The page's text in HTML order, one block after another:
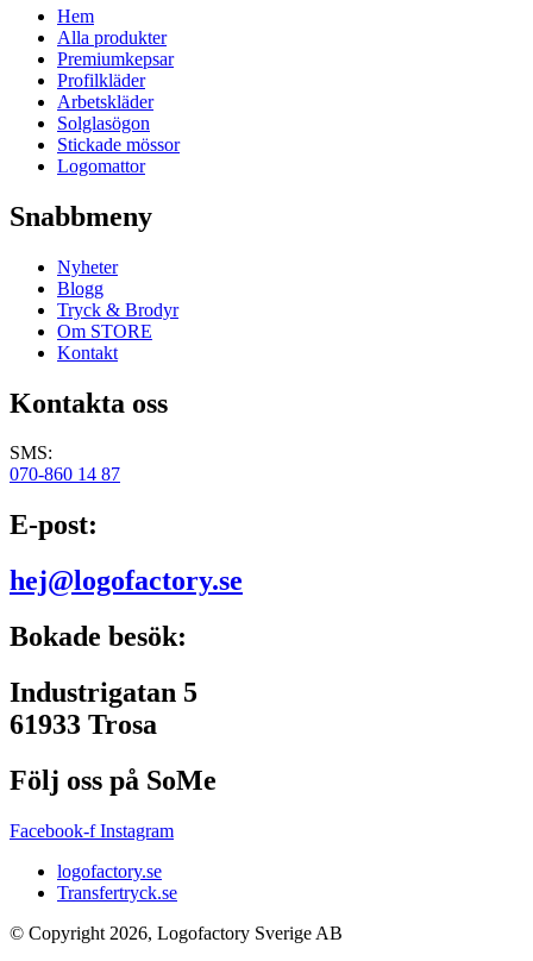
Hem
Alla produkter
Premiumkepsar
Profilkläder
Arbetskläder
Solglasögon
Stickade mössor
Logomattor
Snabbmeny
Nyheter
Blogg
Tryck & Brodyr
Om STORE
Kontakt
Kontakta oss
SMS:
070-860 14 87
E-post:
hej@logofactory.se
Bokade besök:
Industrigatan 5
61933 Trosa
Följ oss på SoMe
Facebook-f Instagram
logofactory.se
Transfertryck.se
© Copyright 2026, Logofactory Sverige AB